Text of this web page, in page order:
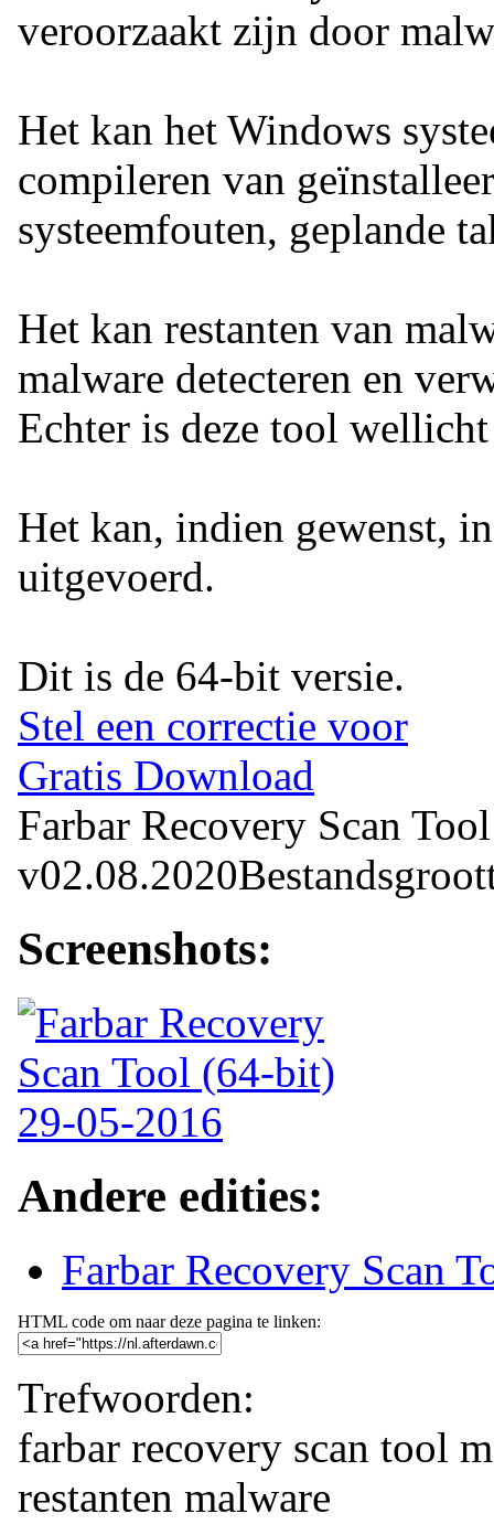
veroorzaakt zijn door
Het kan het Windows
compileren van
systeemfouten, geplande
Het kan restanten van
malware detecteren en
Echter is deze tool
Het kan, indien gewenst,
uitgevoerd.
Dit is de 64-bit versie.
Stel een correctie voor
Gratis Download
Farbar Recovery Scan
v02.08.2020
Screenshots:
Andere edities:
Farbar Recovery Scan
HTML code om naar deze pagina te linken:
Trefwoorden:
farbar recovery scan tool
restanten malware